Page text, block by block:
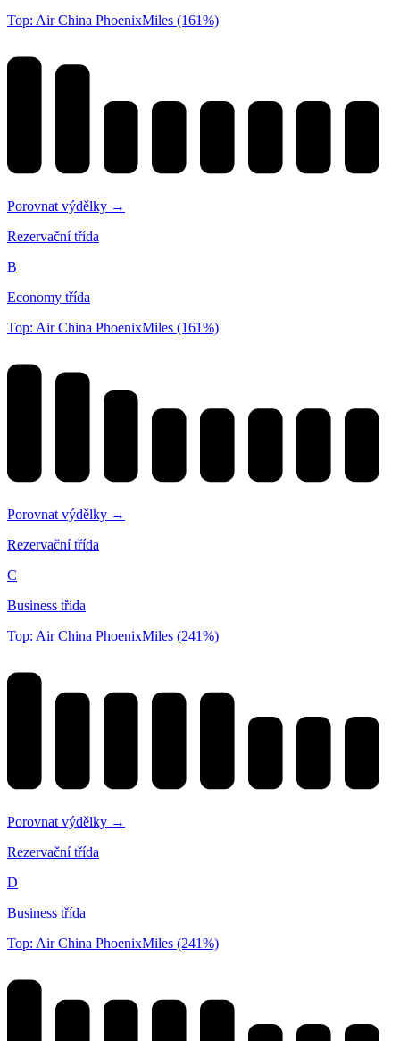
Top: Air China PhoenixMiles (161%)
Porovnat výdělky →
Rezervační třída
B
Economy třída
Top: Air China PhoenixMiles (161%)
Porovnat výdělky →
Rezervační třída
C
Business třída
Top: Air China PhoenixMiles (241%)
Porovnat výdělky →
Rezervační třída
D
Business třída
Top: Air China PhoenixMiles (241%)